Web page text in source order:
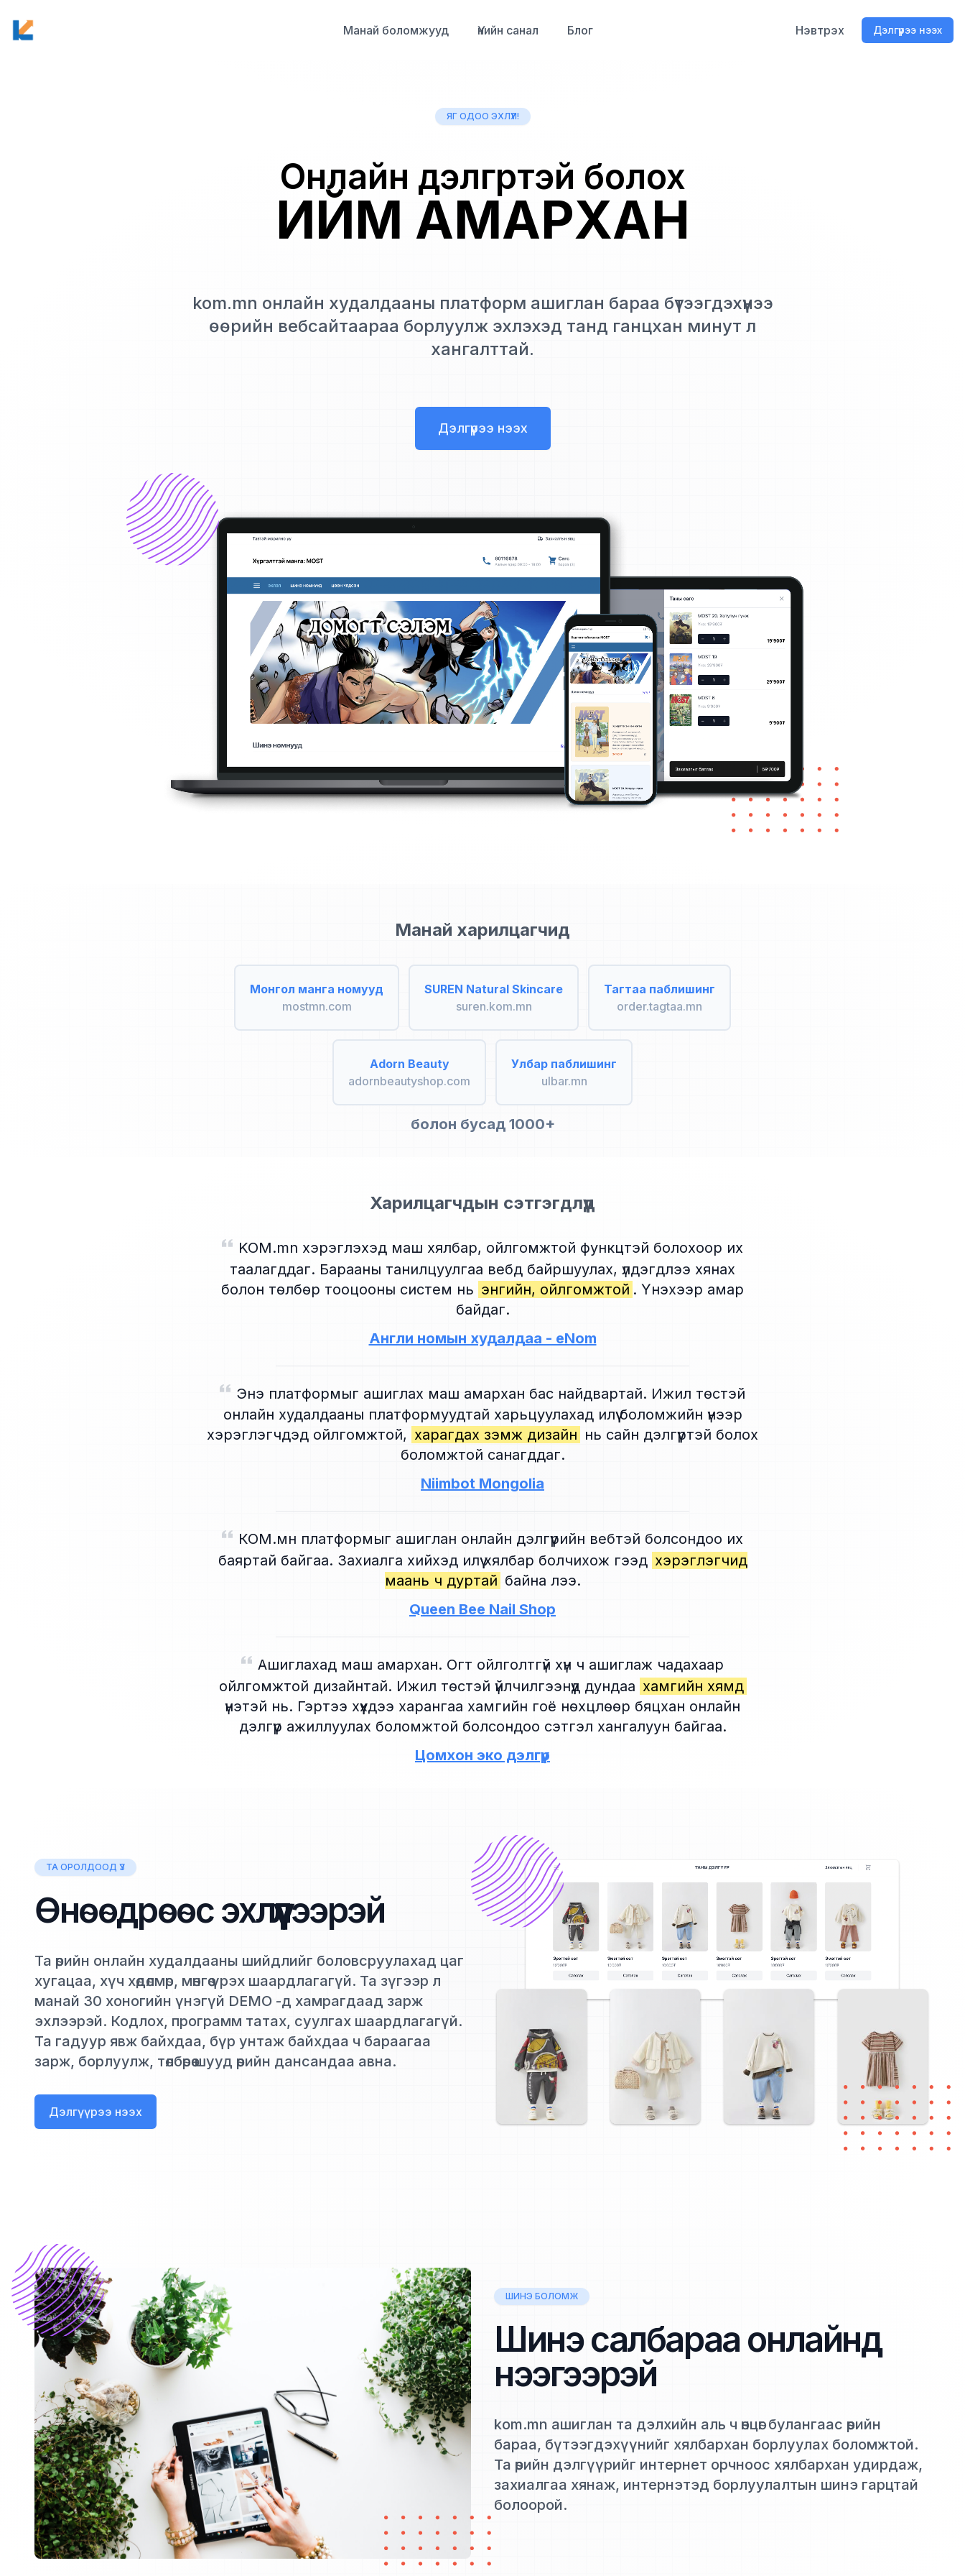
Манай боломжууд Үнийн санал Блог Нэвтрэх Дэлгүүрээ нээх
ЯГ ОДОО ЭХЛҮҮЛ!
Онлайн дэлгүүртэй болох
ИЙМ АМАРХАН
kom.mn онлайн худалдааны платформ ашиглан бараа бүтээгдэхүүнээ
өөрийн вебсайтаараа борлуулж эхлэхэд танд ганцхан минут л
хангалттай.
Дэлгүүрээ нээх
Манай харилцагчид
Монгол манга номууд
mostmn.com
SUREN Natural Skincare
suren.kom.mn
Тагтаа паблишинг
order.tagtaa.mn
Adorn Beauty
adornbeautyshop.com
Улбар паблишинг
ulbar.mn
болон бусад 1000+
Харилцагчдын сэтгэгдлүүд
KOM.mn хэрэглэхэд маш хялбар, ойлгомжтой функцтэй болохоор их
таалагддаг. Барааны танилцуулгаа вебд байршуулах, үлдэгдлээ хянах
болон төлбөр тооцооны систем нь энгийн, ойлгомжтой . Үнэхээр амар
байдаг.
Англи номын худалдаа - eNom
Энэ платформыг ашиглах маш амархан бас найдвартай. Ижил төстэй
онлайн худалдааны платформуудтай харьцуулахад илүү боломжийн үнээр
хэрэглэгчдэд ойлгомжтой, харагдах үзэмж дизайн нь сайн дэлгүүртэй болох
боломжтой санагддаг.
Niimbot Mongolia
КОМ.мн платформыг ашиглан онлайн дэлгүүрийн вебтэй болсондоо их
баяртай байгаа. Захиалга хийхэд илүү хялбар болчихож гээд хэрэглэгчид
маань ч дуртай байна лээ.
Queen Bee Nail Shop
Ашиглахад маш амархан. Огт ойлголтгүй хүн ч ашиглаж чадахаар
ойлгомжтой дизайнтай. Ижил төстэй үйлчилгээнүүд дундаа хамгийн хямд
үнэтэй нь. Гэртээ хүүхдээ харангаа хамгийн гоё нөхцлөөр бяцхан онлайн
дэлгүүр ажиллуулах боломжтой болсондоо сэтгэл хангалуун байгаа.
Цомхон эко дэлгүүр
ТА ОРОЛДООД ҮЗ
Өнөөдрөөс эхлүүлээрэй
Та өөрийн онлайн худалдааны шийдлийг боловсруулахад цаг
хугацаа, хүч хөдөлмөр, мөнгөө үрэх шаардлагагүй. Та зүгээр л
манай 30 хоногийн үнэгүй DEMO -д хамрагдаад зарж
эхлээрэй. Кодлох, программ татах, суулгах шаардлагагүй.
Та гадуур явж байхдаа, бүр унтаж байхдаа ч бараагаа
зарж, борлуулж, төлбөрөө шууд өөрийн дансандаа авна.
Дэлгүүрээ нээх
ШИНЭ БОЛОМЖ
Шинэ салбараа онлайнд
нээгээрэй
kom.mn ашиглан та дэлхийн аль ч өнцөг булангаас өөрийн
бараа, бүтээгдэхүүнийг хялбархан борлуулах боломжтой.
Та өөрийн дэлгүүрийг интернет орчноос хялбархан удирдаж,
захиалгаа хянаж, интернэтэд борлуулалтын шинэ гарцтай
болоорой.